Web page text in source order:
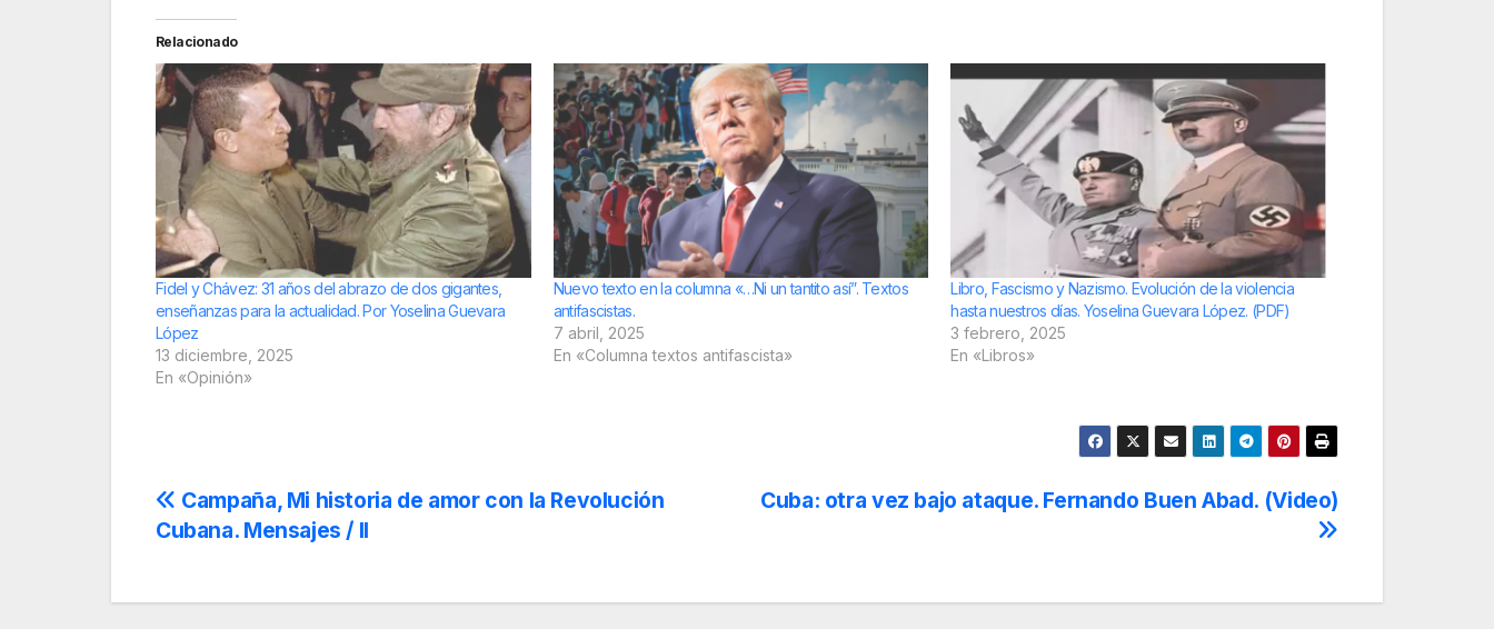
Relacionado
Fidel y Chávez: 31 años del abrazo de dos gigantes,
enseñanzas para la actualidad. Por Yoselina Guevara
López
13 diciembre, 2025
En «Opinión»
Nuevo texto en la columna «…Ni un tantito así”. Textos
antifascistas.
7 abril, 2025
En «Columna textos antifascista»
Libro, Fascismo y Nazismo. Evolución de la violencia
hasta nuestros días. Yoselina Guevara López. (PDF)
3 febrero, 2025
En «Libros»
Navegación
entradas
Cuba: otra vez bajo ataque. Fernando Buen Abad. (Video)
Campaña, Mi historia de amor con la Revolución
Cubana. Mensajes / II